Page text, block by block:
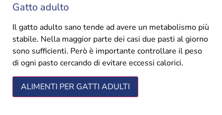
Gatto adulto
Il gatto adulto sano tende ad avere un metabolismo più
stabile. Nella maggior parte dei casi due pasti al giorno
sono sufficienti. Però è importante controllare il peso
di ogni pasto cercando di evitare eccessi calorici.
ALIMENTI PER GATTI ADULTI